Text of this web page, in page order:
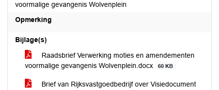
voormalige gevangenis Wolvenplein
Opmerking
Bijlage(s)
Raadsbrief Verwerking moties en amendementen
voormalige gevangenis Wolvenplein.docx
60 KB
Brief van Rijksvastgoedbedrijf over Visiedocument